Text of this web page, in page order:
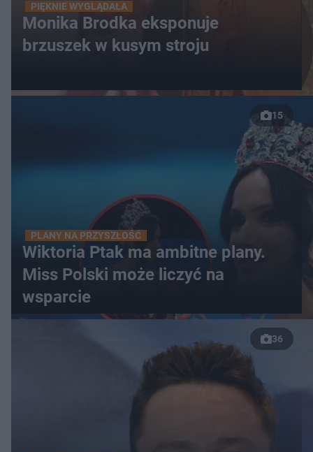
PIĘKNIE WYGLĄDAŁA
Monika Brodka eksponuje
brzuszek w kusym stroju
15
PLANY NA PRZYSZŁOŚĆ
Wiktoria Ptak ma ambitne plany.
Miss Polski może liczyć na
wsparcie
36